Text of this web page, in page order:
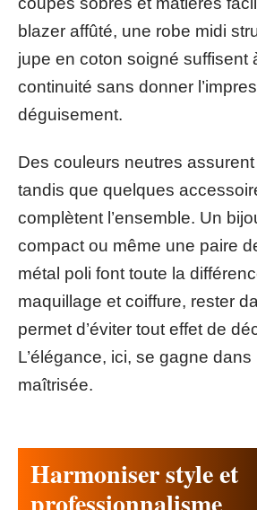
blazer affûté, une robe midi
jupe en coton soigné suffisent
continuité sans donner
déguisement.
Des couleurs neutres
tandis que quelques
complètent l’ensemble. Un
compact ou même une paire
métal poli font toute la
maquillage et coiffure, rester
permet d’éviter tout effet de
L’élégance, ici, se gagne dans
maîtrisée.
Harmoniser style et